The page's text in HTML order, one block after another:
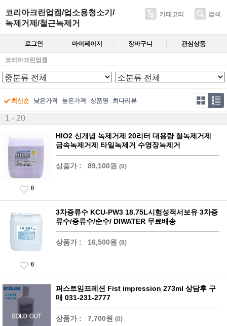
코리아크린업켐/업소용청소기/
녹제거제/철근녹제거
카테고리 검색
로그인 마이페이지 장바구니 관심상품
코리아크린업켐
최신순 낮은가격 높은가격 상품명 최다리뷰
1 - 20
HIO2 신개념 녹제거제 20리터 대용량 철녹제거제
금속녹제거제 타일녹제거 수영장녹제거
상품가 : 89,100원 (0)
0
3차증류수 KCU-PW3 18.75L시험성적서보유 3차증
류수/증류수/순수/ DIWATER 무료배송
상품가 : 16,500원 (8)
0
퍼스트임프레션 Fist impression 273ml 상담후 구
매 031-231-2777
상품가 : 7,700원 (0)